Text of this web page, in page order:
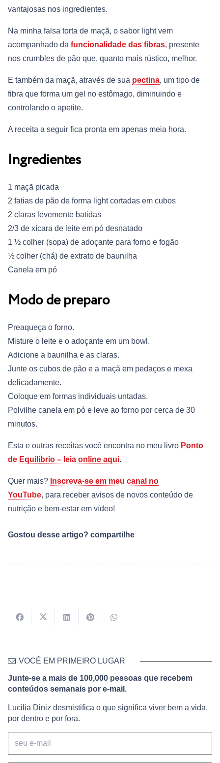
vantajosas nos ingredientes.
Na minha falsa torta de maçã, o sabor light vem
acompanhado da funcionalidade das fibras, presente
nos crumbles de pão que, quanto mais rústico, melhor.
E também da maçã, através de sua pectina, um tipo de
fibra que forma um gel no estômago, diminuindo e
controlando o apetite.
A receita a seguir fica pronta em apenas meia hora.
Ingredientes
1 maçã picada
2 fatias de pão de forma light cortadas em cubos
2 claras levemente batidas
2/3 de xícara de leite em pó desnatado
1 ½ colher (sopa) de adoçante para forno e fogão
½ colher (chá) de extrato de baunilha
Canela em pó
Modo de preparo
Preaqueça o forno.
Misture o leite e o adoçante em um bowl.
Adicione a baunilha e as claras.
Junte os cubos de pão e a maçã em pedaços e mexa
delicadamente.
Coloque em formas individuais untadas.
Polvilhe canela em pó e leve ao forno por cerca de 30
minutos.
Esta e outras receitas você encontra no meu livro Ponto
de Equilíbrio – leia online aqui.
Quer mais? Inscreva-se em meu canal no
YouTube, para receber avisos de novos conteúdo de
nutrição e bem-estar em vídeo!
Gostou desse artigo? compartilhe
VOCÊ EM PRIMEIRO LUGAR
Junte-se a mais de 100,000 pessoas que recebem
conteúdos semanais por e-mail.
Lucilia Diniz desmistifica o que significa viver bem a vida,
por dentro e por fora.